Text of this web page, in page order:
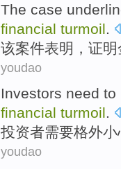
The case
financial turmoil
该案件表明， 证明
youdao
Investors need to
financial turmoil.
投资者需要格外小
youdao